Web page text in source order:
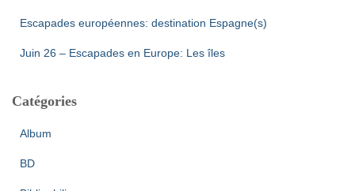
Escapades européennes: destination Espagne(s)
Juin 26 – Escapades en Europe: Les îles
Catégories
Album
BD